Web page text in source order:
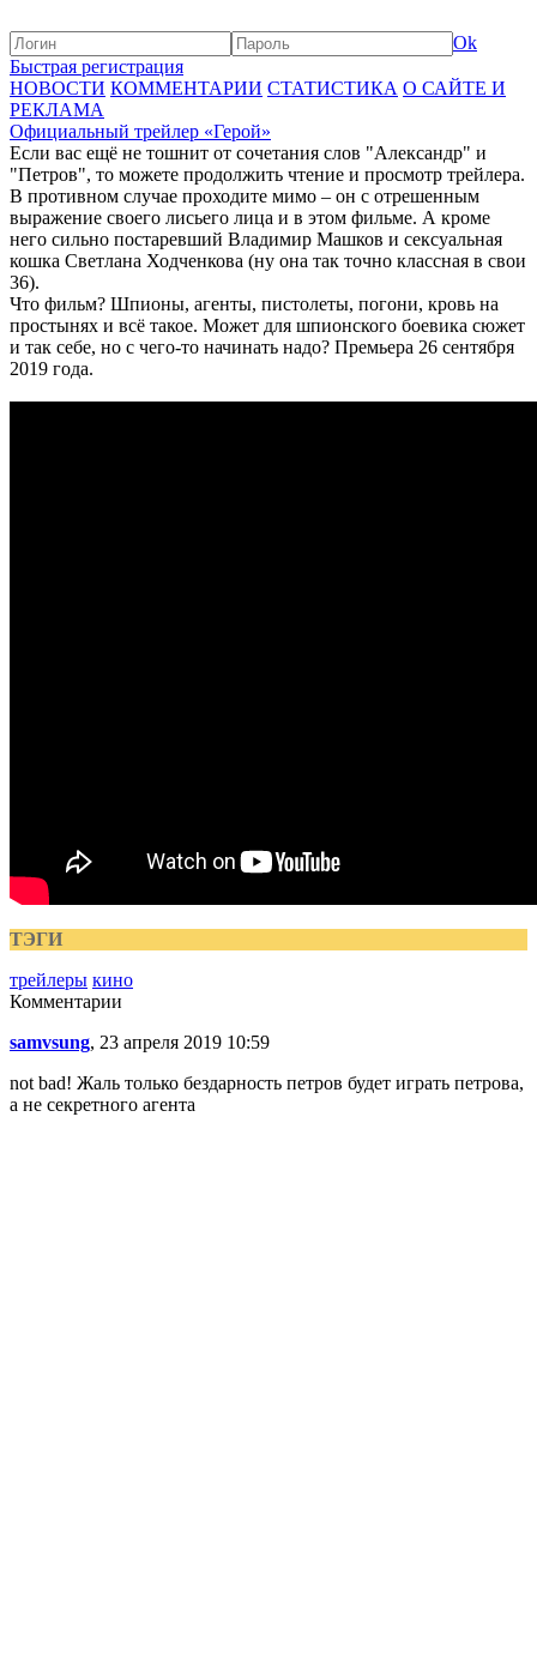
Ok
Быстрая регистрация
НОВОСТИ КОММЕНТАРИИ СТАТИСТИКА О САЙТЕ И
РЕКЛАМА
Официальный трейлер «Герой»
Если вас ещё не тошнит от сочетания слов "Александр" и
"Петров", то можете продолжить чтение и просмотр трейлера.
В противном случае проходите мимо – он с отрешенным
выражение своего лисьего лица и в этом фильме. А кроме
него сильно постаревший Владимир Машков и сексуальная
кошка Светлана Ходченкова (ну она так точно классная в свои
36).
Что фильм? Шпионы, агенты, пистолеты, погони, кровь на
простынях и всё такое. Может для шпионского боевика сюжет
и так себе, но с чего-то начинать надо? Премьера 26 сентября
2019 года.
ТЭГИ
трейлеры кино
Комментарии
samvsung, 23 апреля 2019 10:59
not bad! Жаль только бездарность петров будет играть петрова,
а не секретного агента